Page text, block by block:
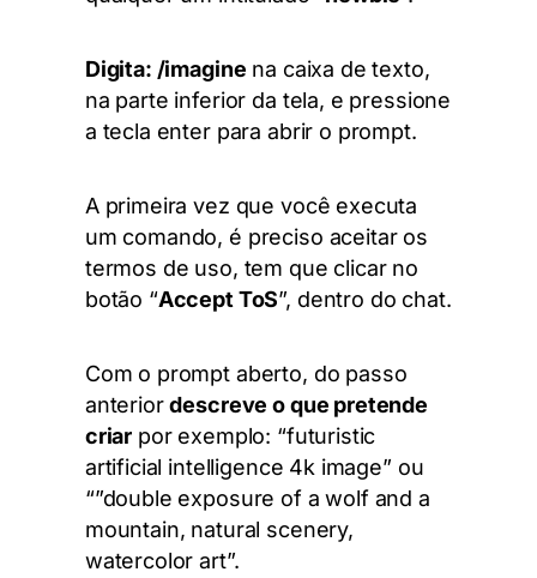
Digita: /imagine na caixa de texto,
na parte inferior da tela, e pressione
a tecla enter para abrir o prompt.
A primeira vez que você executa
um comando, é preciso aceitar os
termos de uso, tem que clicar no
botão “Accept ToS”, dentro do chat.
Com o prompt aberto, do passo
anteriordescreve o que pretende
criar por exemplo: “futuristic
artificial intelligence 4k image” ou
“”double exposure of a wolf and a
mountain, natural scenery,
watercolor art”.